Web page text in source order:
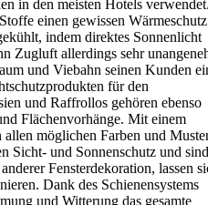
in den meisten Hotels
einen gewissen
indem direktes Sonnenlicht
Zugluft allerdings sehr
und Viebahn seinen Kunden
für den
und Raffrollos gehören ebenso
Flächenvorhänge. Mit einem
möglichen Farben und
Sicht- und Sonnenschutz und sind
Fensterdekoration, lassen
Dank des Schienensystems
und Witterung das gesamte